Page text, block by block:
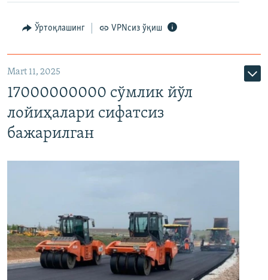
Ўртоқлашинг VPNсиз ўқиш
Mart 11, 2025
17000000000 сўмлик йўл
лойиҳалари сифатсиз
бажарилган